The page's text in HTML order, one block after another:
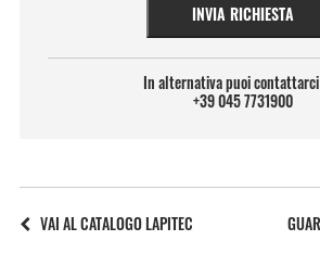
INVIA RICHIESTA
In alternativa puoi
+39 045 7731900
VAI AL CATALOGO LAPITEC